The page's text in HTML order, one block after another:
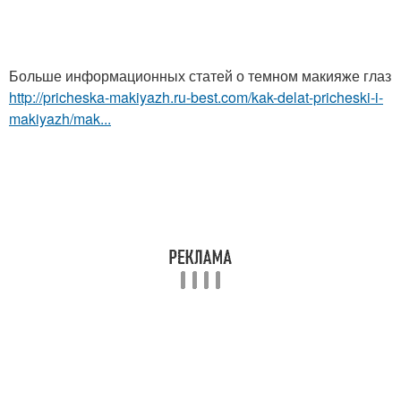
Больше информационных статей о темном макияже глаз
http://pricheska-makiyazh.ru-best.com/kak-delat-pricheski-i-
makiyazh/mak...